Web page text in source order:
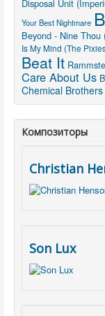
Disposal Unit
Your Best Nightmare
Beyond - Nine Thou
Is My Mind (The
Beat It
Care About Us
Chemical
Композиторы
Christian
Son Lux